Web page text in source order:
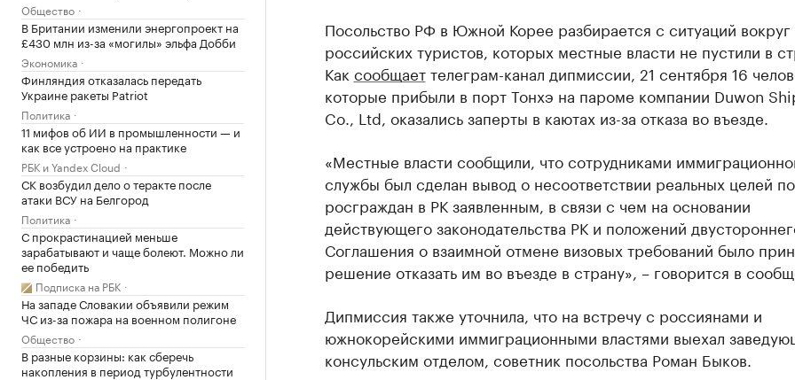
Общество
В Британии изменили энергопроект на
£430 млн из-за «могилы» эльфа Добби
Экономика
Финляндия отказалась передать
Украине ракеты Patriot
Политика
11 мифов об ИИ в промышленности — и
как все устроено на практике
РБК и Yandex Cloud
СК возбудил дело о теракте после
атаки ВСУ на Белгород
Политика
С прокрастинацией меньше
зарабатывают и чаще болеют. Можно ли
ее победить
Подписка на РБК
На западе Словакии объявили режим
ЧС из-за пожара на военном полигоне
Общество
В разные корзины: как сберечь
накопления в период турбулентности
Посольство РФ в Южной Корее разбирается с ситуаций вокруг
российских туристов, которых местные власти не пустили в
Как сообщаеттелеграм-канал дипмиссии, 21 сентября 16
которые прибыли в порт Тонхэ на пароме компании Duwon
Co., Ltd, оказались заперты в каютах из-за отказа во въезде.
«Местные власти сообщили, что сотрудниками
службы был сделан вывод о несоответствии реальных целей
росграждан в РК заявленным, в связи с чем на основании
действующего законодательства РК и положений
Соглашения о взаимной отмене визовых требований было
решение отказать им во въезде в страну», – говорится в
Дипмиссия также уточнила, что на встречу с россиянами и
южнокорейскими иммиграционными властями выехал
консульским отделом, советник посольства Роман Быков.